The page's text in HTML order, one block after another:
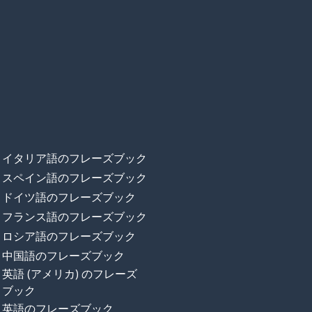
イタリア語のフレーズブック
スペイン語のフレーズブック
ドイツ語のフレーズブック
フランス語のフレーズブック
ロシア語のフレーズブック
中国語のフレーズブック
英語 (アメリカ) のフレーズ
ブック
英語のフレーズブック